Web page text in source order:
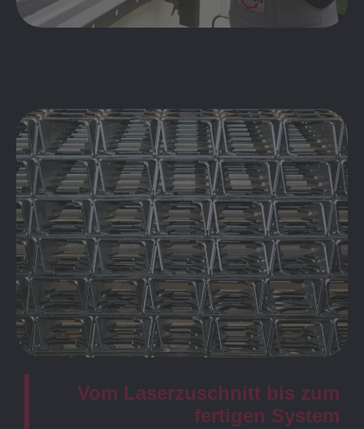
Vom Laserzuschnitt bis zum
fertigen System